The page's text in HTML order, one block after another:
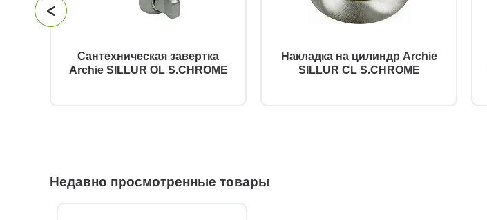
Сантехническая завертка
Archie SILLUR OL S.CHROME
Накладка на цилиндр Archie
SILLUR CL S.CHROME
Недавно просмотренные товары